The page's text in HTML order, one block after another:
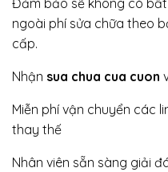
Đảm bảo sẽ không có
ngoài phí sửa chữa theo
cấp.
Nhận sua chua cua cuon
Miễn phí vận chuyển các
thay thế
Nhân viên sẵn sàng giải